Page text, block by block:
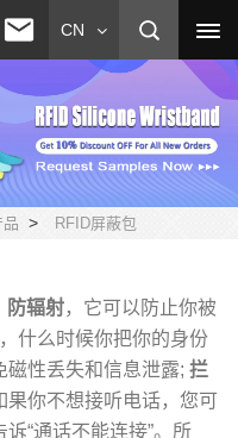
CN
品 > RFID屏蔽包
防辐射，它可以防止你被
，什么时候你把你的身份
磁性丢失和信息泄露; 拦
果你不想接听电话，您可
“通话不能连接”。所